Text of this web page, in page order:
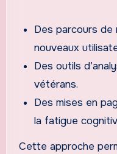
Des parcours de
nouveaux
Des outils
vétérans.
Des mises en
la fatigue
Cette approche